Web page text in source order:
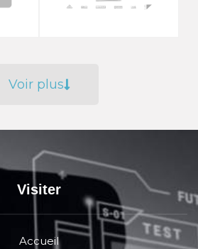
Voir plus
Visiter
Accueil